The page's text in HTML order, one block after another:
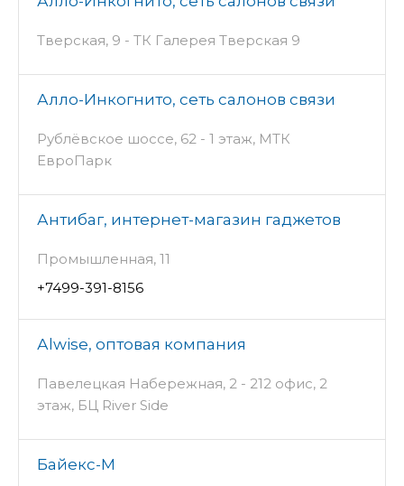
Тверская, 9 - ТК Галерея Тверская 9
Алло-Инкогнито, сеть салонов связи
Рублёвское шоссе, 62 - 1 этаж, МТК
ЕвроПарк
Антибаг, интернет-магазин гаджетов
Промышленная, 11
+7499-391-8156
Аlwise, оптовая компания
Павелецкая Набережная, 2 - 212 офис, 2
этаж, БЦ River Side
Байекс-М